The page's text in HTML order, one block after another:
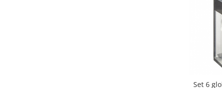
Set 6